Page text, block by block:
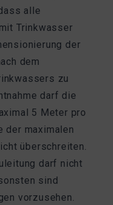
alle
Trinkwasser
der
dem
zu
darf die
5 Meter pro
der maximalen
überschreiten.
darf nicht
sind
vorzusehen.